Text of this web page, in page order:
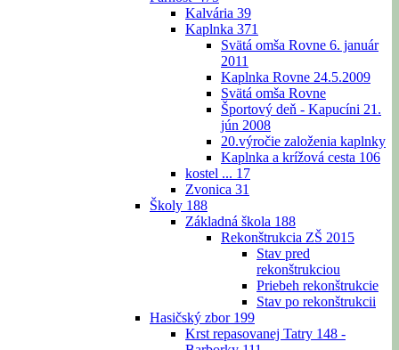
Kalvária 39
Kaplnka 371
Svätá omša Rovne 6. január
2011
Kaplnka Rovne 24.5.2009
Svätá omša Rovne
Športový deň - Kapucíni 21.
jún 2008
20.výročie založenia kaplnky
Kaplnka a krížová cesta 106
kostel ... 17
Zvonica 31
Školy 188
Základná škola 188
Rekonštrukcia ZŠ 2015
Stav pred
rekonštrukciou
Priebeh rekonštrukcie
Stav po rekonštrukcii
Hasičský zbor 199
Krst repasovanej Tatry 148 -